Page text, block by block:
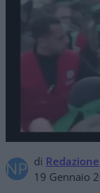
di Redazione
19 Gennaio